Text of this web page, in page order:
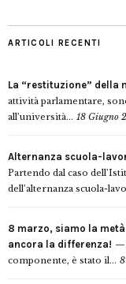
ARTICOLI RECENTI
La “restituzione”
attività parlamentare,
all’università... 18 Giugno
Alternanza scuola-
Partendo dal caso
dell’alternanza scuola-
8 marzo, siamo la
ancora la differenza!
componente, è stato il...